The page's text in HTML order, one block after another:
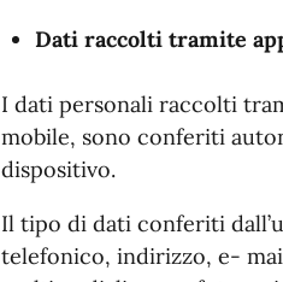
Dati raccolti tramite
I dati personali raccolti
mobile, sono conferiti
dispositivo.
Il tipo di dati conferiti
telefonico, indirizzo, e-